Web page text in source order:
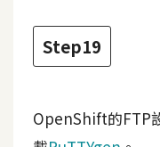
Step19
OpenShift的FTP